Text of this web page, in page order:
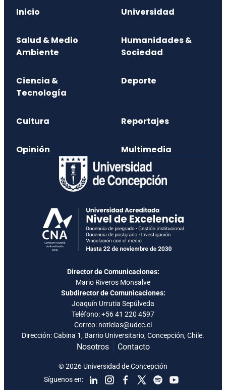
Inicio Universidad
Salud & Medio
Ambiente
Humanidades &
Sociedad
Ciencia &
Tecnología
Deporte
Cultura Reportajes
Opinión Multimedia
Director de Comunicaciones:
Mario Riveros Monsalve
Subdirector de Comunicaciones:
Joaquín Urrutia Sepúlveda
Teléfono:+56 41 220 4597
Correo: noticias@udec.cl
Dirección: Cabina 1, Barrio Universitario, Concepción, Chile.
Nosotros Contacto
Síguenos en:
© 2026 Universidad de Concepción